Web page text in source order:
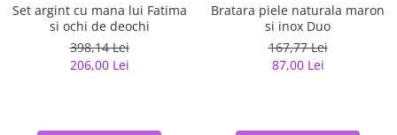
Set argint cu mana lui Fatima
si ochi de deochi
398,14 Lei
206,00 Lei
Bratara piele naturala maron
si inox Duo
167,77 Lei
87,00 Lei